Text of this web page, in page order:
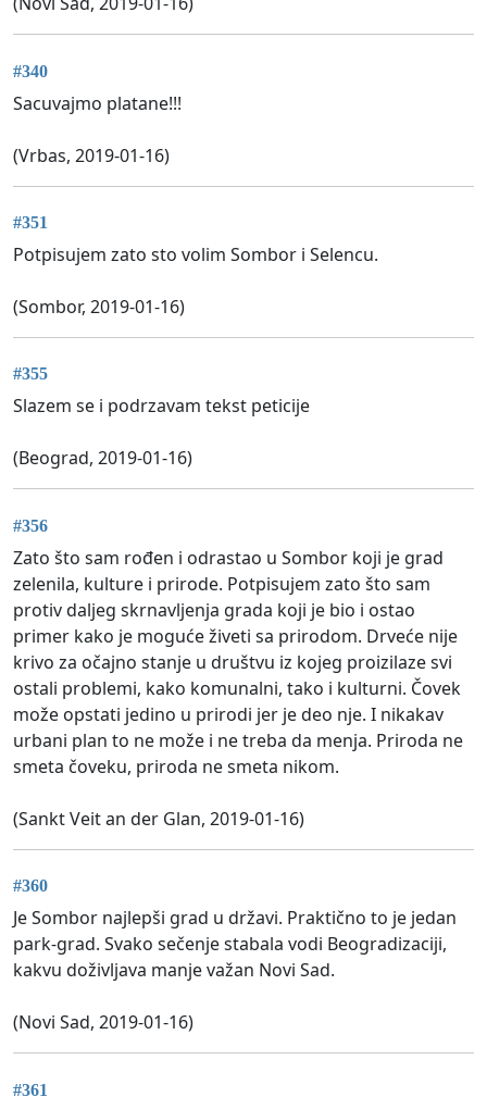
#340
Sacuvajmo platane!!!
(Vrbas, 2019-01-16)
#351
Potpisujem zato sto volim Sombor i Selencu.
(Sombor, 2019-01-16)
#355
Slazem se i podrzavam tekst peticije
(Beograd, 2019-01-16)
#356
Zato što sam rođen i odrastao u Sombor koji je grad
zelenila, kulture i prirode. Potpisujem zato što sam
protiv daljeg skrnavljenja grada koji je bio i ostao
primer kako je moguće živeti sa prirodom. Drveće nije
krivo za očajno stanje u društvu iz kojeg proizilaze svi
ostali problemi, kako komunalni, tako i kulturni. Čovek
može opstati jedino u prirodi jer je deo nje. I nikakav
urbani plan to ne može i ne treba da menja. Priroda ne
smeta čoveku, priroda ne smeta nikom.
(Sankt Veit an der Glan, 2019-01-16)
#360
Je Sombor najlepši grad u državi. Praktično to je jedan
park-grad. Svako sečenje stabala vodi Beogradizaciji,
kakvu doživljava manje važan Novi Sad.
(Novi Sad, 2019-01-16)
#361